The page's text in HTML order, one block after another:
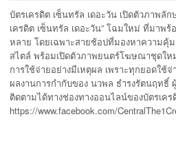
บัตรเครดิต เซ็นทรัล เดอะวัน เปิดตัวภาพลั
เครดิต เซ็นทรัล เดอะวัน” โฉมใหม่ ที่มา
หลาย โดยเฉพาะสายช้อปที่มองหาความคุ้
สไตล์ พร้อมเปิดตัวภาพยนตร์โฆษณาชุดให
การใช้จ่ายอย่างมีเหตุผล เพราะทุกยอดใ
ผลงานการกำกับของ นวพล ธำรงรัตนฤทธิ์
ติดตามได้ทางช่องทางออนไลน์ของบัตรเคร
https://www.facebook.com/